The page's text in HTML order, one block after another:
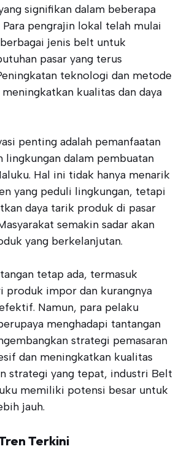
signifikan dalam beberapa
pengrajin lokal telah mulai
jenis belt untuk
pasar yang terus
teknologi dan metode
kualitas dan daya
penting adalah pemanfaatan
lingkungan dalam pembuatan
Hal ini tidak hanya menarik
yang peduli lingkungan, tetapi
daya tarik produk di pasar
semakin sadar akan
yang berkelanjutan.
tetap ada, termasuk
produk impor dan kurangnya
Namun, para pelaku
menghadapi tantangan
strategi pemasaran
dan meningkatkan kualitas
strategi yang tepat, industri Belt
memiliki potensi besar untuk
jauh.
Terkini